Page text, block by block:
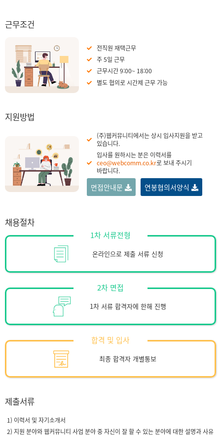
근무조건
전직원 재택근무
주 5일 근무
근무시간 9:00~ 18:00
별도 협의로 시간제 근무 가능
지원방법
(주)웹커뮤니티에서는 상시 입사지원을 받고
있습니다.
입사를 원하시는 분은 이력서를
ceo@webcomm.co.kr로 보내 주시기
바랍니다.
면접안내문 연봉협의서양식
채용절차
1차 서류전형
온라인으로 제출 서류 신청
2차 면접
1차 서류 합격자에 한해 진행
합격 및 입사
최종 합격자 개별통보
제출서류
1) 이력서 및 자기소개서
2) 지원 분야와 웹커뮤니티 사업 분야 중 자신이 잘 할 수 있는 분야에 대한 설명과 사유